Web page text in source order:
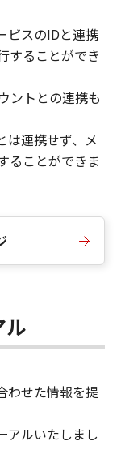
ビスのIDと連携
することができ
ントとの連携も
連携せず、メ
ることができま
ル
わせた情報を提
アルいたしまし